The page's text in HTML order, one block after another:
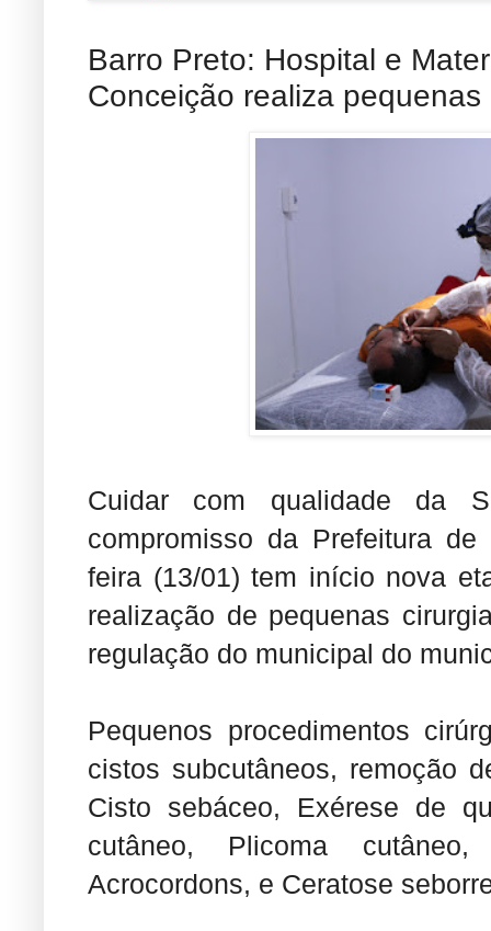
Barro Preto: Hospital e
Conceição realiza pequenas
Cuidar com qualidade da
compromisso da Prefeitura
feira (13/01) tem início nova
realização de pequenas
regulação do municipal do
Pequenos procedimentos
cistos subcutâneos, remoção
Cisto sebáceo, Exérese de
cutâneo, Plicoma
Acrocordons, e Ceratose